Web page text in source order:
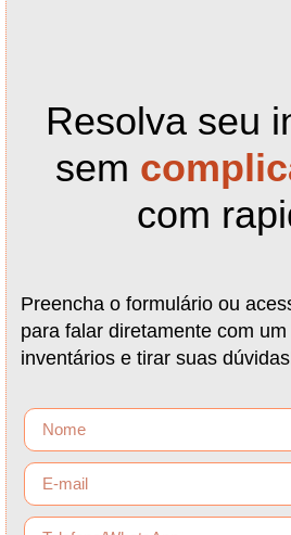
Resolva seu
sem
com
Preencha o formulário ou
para falar diretamente com
inventários e tirar suas